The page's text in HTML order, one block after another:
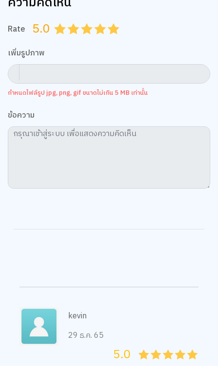
Rate 5.0 4.5
4.0
3.5
3.0
2.5
2.0
1.5
1.0
0.5
เพิ่มรูปภาพ
กำหนดไฟล์รูป jpg, png, gif ขนาดไม่เกิน 5 MB เท่านั้น
ข้อความ
kevin
29 ธ.ค. 65
45
4
35
3
25
2
15
1
05
5.0